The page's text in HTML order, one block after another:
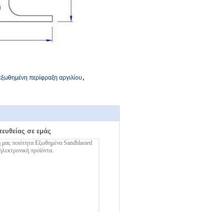
περίφραξη αργιλίου,
σε εμάς